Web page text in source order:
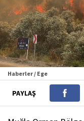
Haberler / Ege
PAYLAŞ